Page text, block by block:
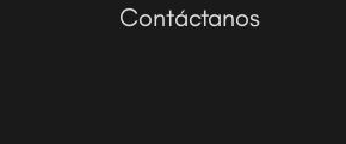
Contáctanos